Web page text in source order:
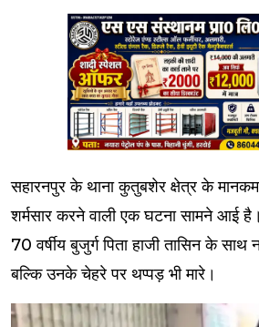
सहारनपुर के थाना कुतुबशेर क्षेत्र के
शर्मसार करने वाली एक घटना सामने आई
70 वर्षीय बुजुर्ग पिता हाजी तासिन के
बल्कि उनके चेहरे पर थप्पड़ भी मारे।